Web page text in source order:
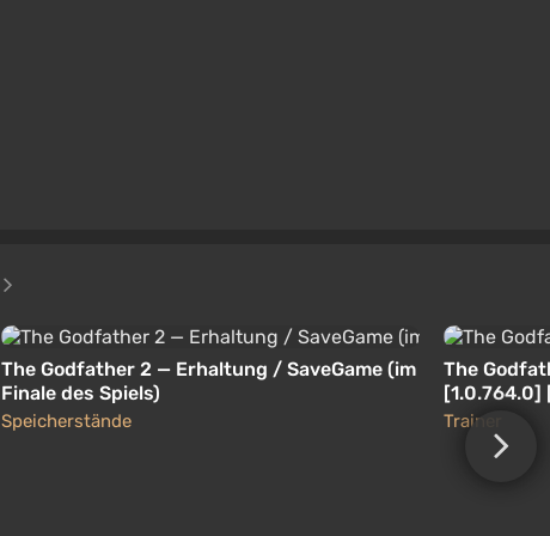
The Godfather 2 — Erhaltung / SaveGame (im
Finale des Spiels)
Speicherstände
The
[1.0.764.0]
Trainer